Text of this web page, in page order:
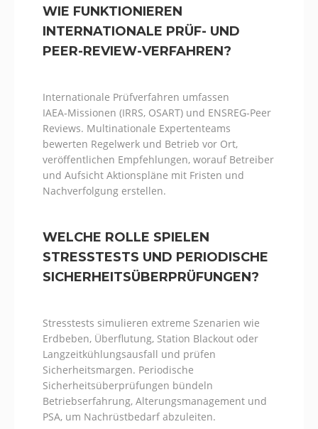
WIE FUNKTIONIEREN
INTERNATIONALE PRÜF- UND
PEER-REVIEW-VERFAHREN?
Internationale Prüfverfahren umfassen
IAEA‑Missionen (IRRS, OSART) und ENSREG‑Peer
Reviews. Multinationale Expertenteams
bewerten Regelwerk und Betrieb vor Ort,
veröffentlichen Empfehlungen, worauf Betreiber
und Aufsicht Aktionspläne mit Fristen und
Nachverfolgung erstellen.
WELCHE ROLLE SPIELEN
STRESSTESTS UND PERIODISCHE
SICHERHEITSÜBERPRÜFUNGEN?
Stresstests simulieren extreme Szenarien wie
Erdbeben, Überflutung, Station Blackout oder
Langzeitkühlungsausfall und prüfen
Sicherheitsmargen. Periodische
Sicherheitsüberprüfungen bündeln
Betriebserfahrung, Alterungsmanagement und
PSA, um Nachrüstbedarf abzuleiten.